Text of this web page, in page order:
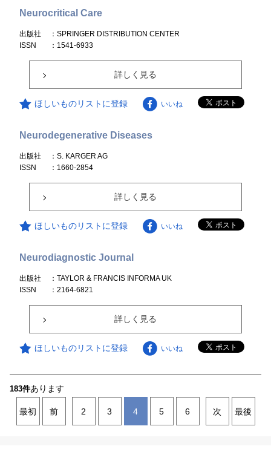
Neurocritical Care
出版社
：SPRINGER DISTRIBUTION CENTER
ISSN
：1541-6933
詳しく見る
ほしいものリストに登録 いいね
Neurodegenerative Diseases
出版社
：S. KARGER AG
ISSN
：1660-2854
詳しく見る
ほしいものリストに登録 いいね
Neurodiagnostic Journal
出版社
：TAYLOR & FRANCIS INFORMA UK
ISSN
：2164-6821
詳しく見る
ほしいものリストに登録 いいね
183件あります
最初 前 2 3 4 5 6 次 最後